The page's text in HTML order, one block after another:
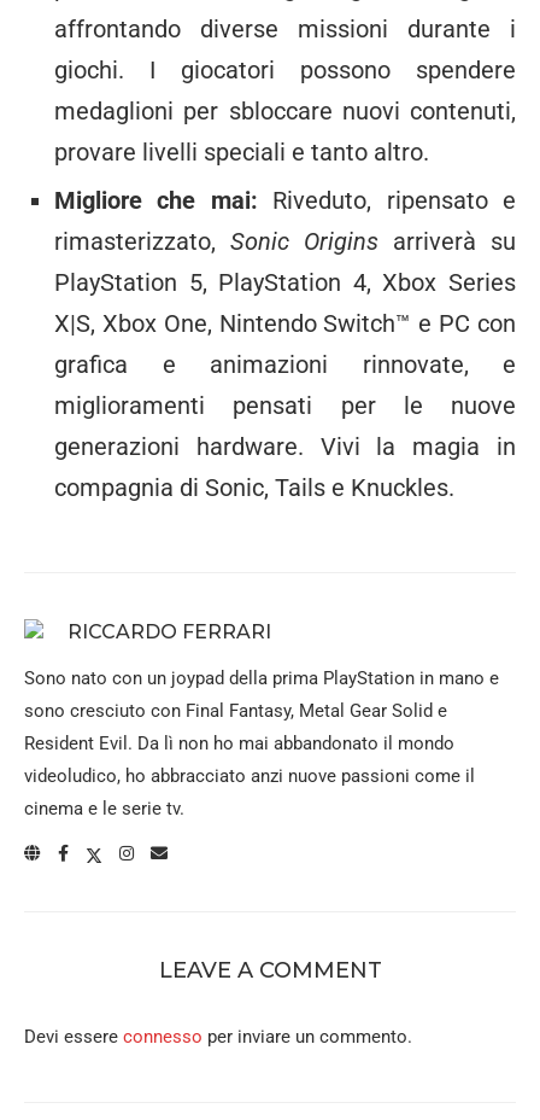
affrontando diverse missioni durante i
giochi. I giocatori possono spendere
medaglioni per sbloccare nuovi contenuti,
provare livelli speciali e tanto altro.
Migliore che mai: Riveduto, ripensato e
rimasterizzato, Sonic Origins arriverà su
PlayStation 5, PlayStation 4, Xbox Series
X|S, Xbox One, Nintendo Switch™ e PC con
grafica e animazioni rinnovate, e
miglioramenti pensati per le nuove
generazioni hardware. Vivi la magia in
compagnia di Sonic, Tails e Knuckles.
RICCARDO FERRARI
Sono nato con un joypad della prima PlayStation in mano e
sono cresciuto con Final Fantasy, Metal Gear Solid e
Resident Evil. Da lì non ho mai abbandonato il mondo
videoludico, ho abbracciato anzi nuove passioni come il
cinema e le serie tv.
LEAVE A COMMENT
Devi essere connesso per inviare un commento.